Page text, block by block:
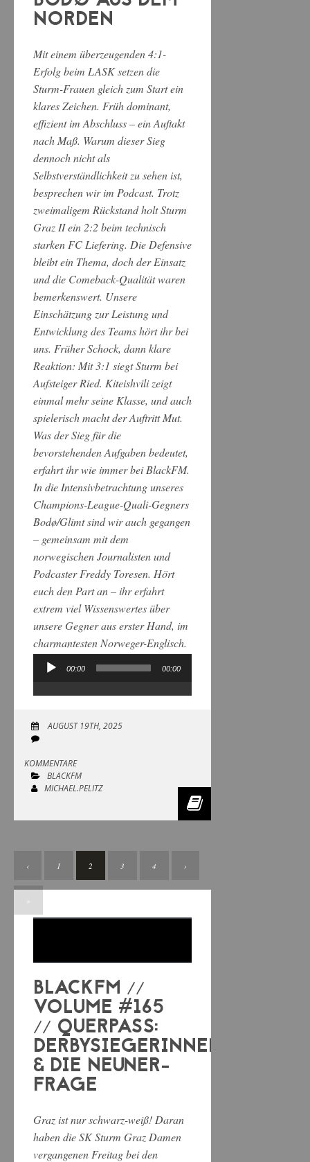
NORDEN
Mit einem überzeugenden 4:1-
Erfolg beim LASK setzen die
Sturm-Frauen gleich zum Start ein
klares Zeichen. Früh dominant,
effizient im Abschluss – ein Auftakt
nach Maß. Warum dieser Sieg
dennoch nicht als
Selbstverständlichkeit zu sehen ist,
besprechen wir im Podcast. Trotz
zweimaligem Rückstand holt Sturm
Graz II ein 2:2 beim technisch
starken FC Liefering. Die Defensive
bleibt ein Thema, doch der Einsatz
und die Comeback-Qualität waren
bemerkenswert. Unsere
Einschätzung zur Leistung und
Entwicklung des Teams hört ihr bei
uns. Früher Schock, dann klare
Reaktion: Mit 3:1 siegt Sturm bei
Aufsteiger Ried. Kiteishvili zeigt
einmal mehr seine Klasse, und auch
spielerisch macht der Auftritt Mut.
Was der Sieg für die
bevorstehenden Aufgaben bedeutet,
erfahrt ihr wie immer bei BlackFM.
In die Intensivbetrachtung unseres
Champions-League-Quali-Gegners
Bodø/Glimt sind wir auch gegangen
– gemeinsam mit dem
norwegischen Journalisten und
Podcaster Freddy Toresen. Hört
euch den Part an – ihr erfahrt
extrem viel Wissenswertes über
unsere Gegner aus erster Hand, im
charmantesten Norweger-Englisch.
Audio-
00:00 00:00
AUGUST 19TH, 2025
KOMMENTARE
BLACKFM
MICHAEL.PELITZ
‹ 1 2 3 4 ›
»
BLACKFM //
VOLUME #165
// QUERPASS:
DERBYSIEGERINNEN
& DIE NEUNER-
FRAGE
Graz ist nur schwarz-weiß! Daran
haben die SK Sturm Graz Damen
vergangenen Freitag bei den